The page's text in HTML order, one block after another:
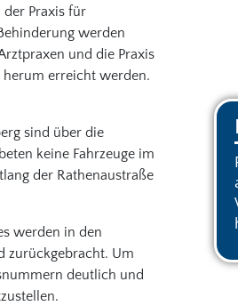
der Praxis für
werden
und die Praxis
herum erreicht werden.
sind über die
keine Fahrzeuge im
der Rathenaustraße
werden in den
zurückgebracht. Um
deutlich und